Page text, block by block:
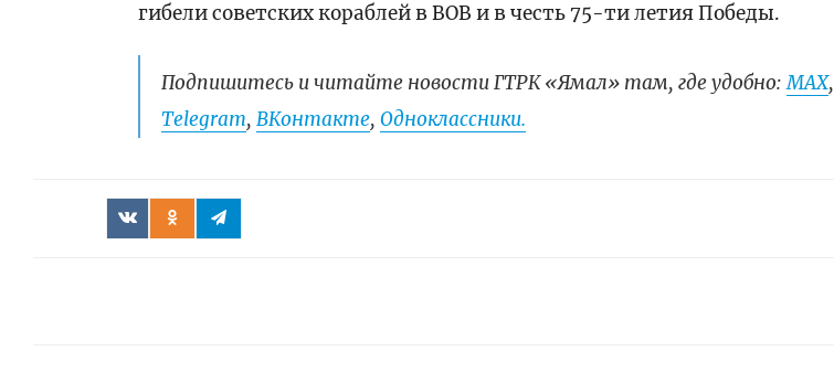
гибели советских кораблей в ВОВ и в честь 75-ти летия Победы.
Подпишитесь и читайте новости ГТРК «Ямал» там, где удобно:МАХ,
Telegram,ВКонтакте,Одноклассники.